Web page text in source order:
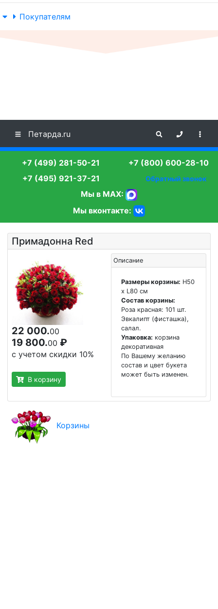
Покупателям
Петарда.ru
+7 (499) 281-50-21
+7 (495) 921-37-21
+7 (800) 600-28-10
Обратный звонок
Мы в MAX:
Мы вконтакте:
Примадонна Red
22 000.00
19 800.00 ₽
с учетом скидки 10%
В корзину
Описание
Размеры корзины: H50
x L80 см
Состав корзины:
Роза красная: 101 шт.
Эвкалипт (фисташка),
салал.
Упаковка: корзина
декоративная
По Вашему желанию
состав и цвет букета
может быть изменен.
Корзины